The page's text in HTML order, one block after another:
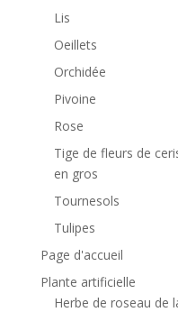
Lis
Oeillets
Orchidée
Pivoine
Rose
Tige de fleurs de
en gros
Tournesols
Tulipes
Page d'accueil
Plante artificielle
Herbe de roseau de